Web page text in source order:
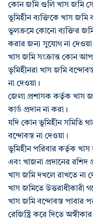
কোন জমি গুলি খাস জমি সে
ভুমিহীন ব্যক্তিকে খাস জমি
ভুলক্রমে কোনো ব্যক্তির
করার জন্য সুযোগ না
খাস জমি সংক্রান্ত কোন
ভূমিহীনরা খাস জমি
না দেওয়া।
জেলা প্রশাসক কর্তৃক খাস
কার্ড প্রদান না করা।
যদি কোন ভুমিহীন সমিতি
বন্দোবস্ত না দেওয়া।
ভুমিহীন পরিবার কর্তৃক খাস
এবং খাজনা প্রদানের রশিদ
খাস জমি দখলে রাখতে না
খাস জমিতে উত্তরাধীকারী
খাস জমি বন্দোবস্ত পাবার
রেজিষ্ট্রি করে দিতে